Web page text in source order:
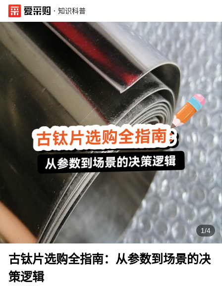
· 知识科普
1/4
古钛片选购全指南：从参数到场景的决
策逻辑